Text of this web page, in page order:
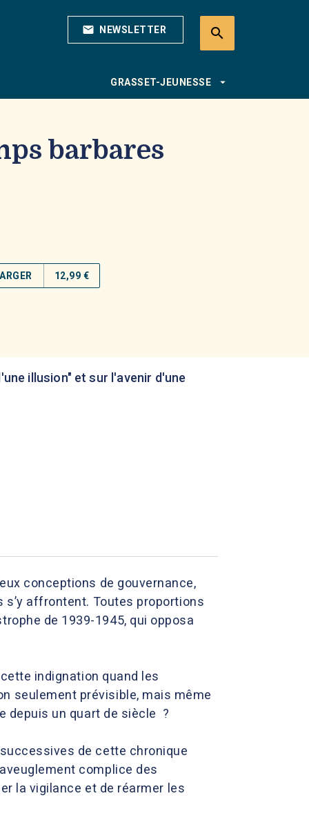
mail NEWSLETTER search
GRASSET-JEUNESSE arrow_drop_down
barbares
12,99 €
illusion" et sur l'avenir d'une
conceptions de gouvernance,
affrontent. Toutes proportions
de 1939-1945, qui opposa
indignation quand les
seulement prévisible, mais même
depuis un quart de siècle ?
de cette chronique
complice des
la vigilance et de réarmer les